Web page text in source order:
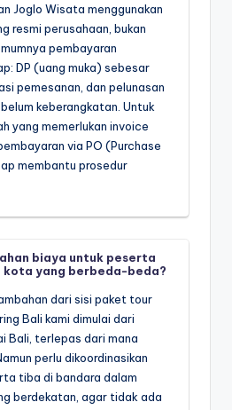
Joglo Wisata menggunakan
resmi perusahaan, bukan
pembayaran
DP (uang muka) sebesar
pemesanan, dan pelunasan
keberangkatan. Untuk
yang memerlukan invoice
via PO (Purchase
membantu prosedur
biaya untuk peserta
kota yang berbeda-beda?
dari sisi paket tour
Bali kami dimulai dari
Bali, terlepas dari mana
perlu dikoordinasikan
tiba di bandara dalam
berdekatan, agar tidak ada